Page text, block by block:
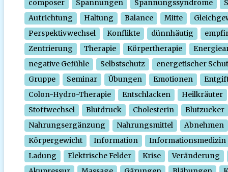
composer Spannungen Spannungssyndrome
Aufrichtung
Haltung Balance Mitte
Perspektivwechsel
Konflikte dünnhäutig
Zentrierung
Therapie Körpertherapie
negative Gefühle
Selbstschutz
energetischer
Gruppe
Seminar Übungen Emotionen
Colon-Hydro-Therapie
Entschlacken
Heilkräuter
Stoffwechsel
Blutdruck Cholesterin
Blutzucker
Nahrungsergänzung
Nahrungsmittel
Abnehmen
Körpergewicht
Information
Informationsmedizin
Ladung
Elektrische Felder Krise
Veränderung